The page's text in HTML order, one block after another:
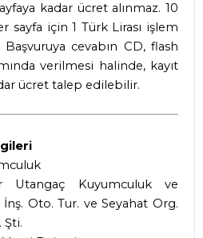
kadar ücret alınmaz. 10
sayfa için 1 Türk Lirası işlem
cevabın CD, flash
verilmesi halinde, kayıt
ücret talep edilebilir.
Utangaç Kuyumculuk ve
Oto. Tur. ve Seyahat Org.
Şti.